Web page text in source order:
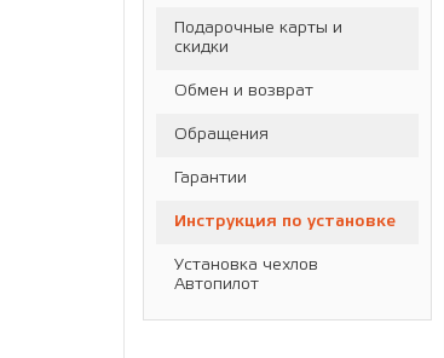
Подарочные карты и
скидки
Обмен и возврат
Обращения
Гарантии
Инструкция по установке
Установка чехлов
Автопилот